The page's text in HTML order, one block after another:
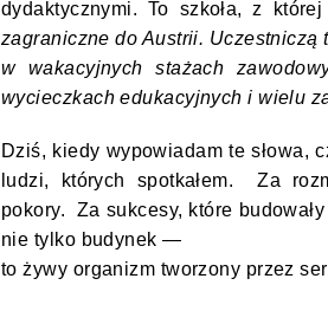
dydaktycznymi. To szkoła, z
zagraniczne do Austrii. Uczestniczą
w wakacyjnych stażach
wycieczkach edukacyjnych i wielu
Dziś, kiedy wypowiadam te słowa,
ludzi, których spotkałem. Za
pokory. Za sukcesy, które
nie tylko budynek —
to żywy organizm tworzony przez